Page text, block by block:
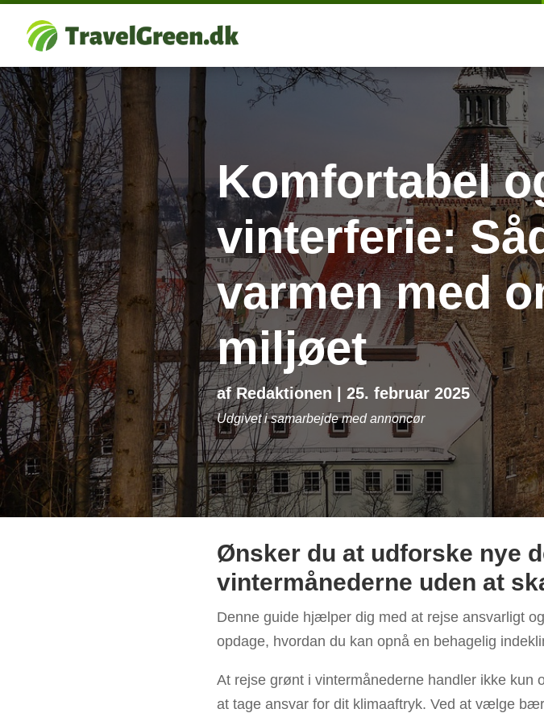
Komfortabel
vinterferie:
varmen med
miljøet
afRedaktionen 25. februar 2025
Udgivet i samarbejde med annoncør
Ønsker du at udforske nye
vintermånederne uden at
Denne guide hjælper dig med at rejse ansvarligt
opdage, hvordan du kan opnå en behagelig
At rejse grønt i vintermånederne handler ikke
at tage ansvar for dit klimaaftryk. Ved at vælge